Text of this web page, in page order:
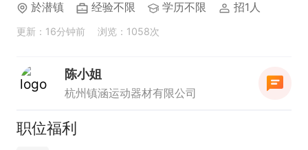
於潜镇 经验不限 学历不限 招1人
更新：16分钟前 浏览：1058次
陈小姐
杭州镇涵运动器材有限公司
职位福利